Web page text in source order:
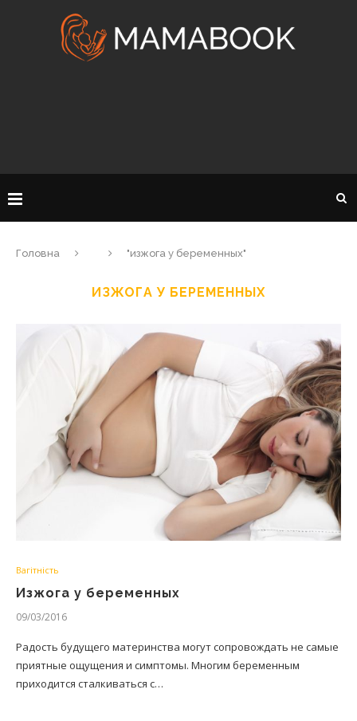
Головна "изжога у беременных"
ИЗЖОГА У БЕРЕМЕННЫХ
Вагітність
Изжога у беременных
09/03/2016
Радость будущего материнства могут сопровождать не самые
приятные ощущения и симптомы. Многим беременным
приходится сталкиваться с…